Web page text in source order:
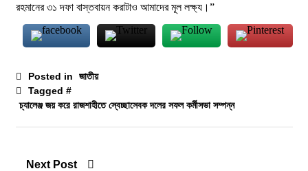
রহমানের ৩১ দফা বাস্তবায়ন করাটাও আমাদের মূল লক্ষ্য।”
Posted in
জাতীয়
Tagged #
চ্যালেঞ্জ জয় করে রাজশাহীতে স্বেচ্ছাসেবক দলের সফল কর্মীসভা সম্পন্ন
Next Post